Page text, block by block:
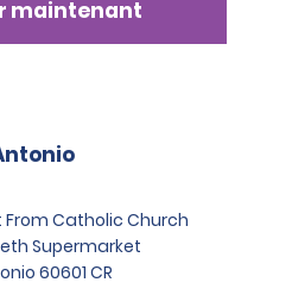
maintenant
Catholic Church
Supermarket
60601 CR